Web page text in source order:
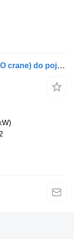
Volvo FL 220 Myjka ( bin washer IGLLO crane) do pojemników na śmieci